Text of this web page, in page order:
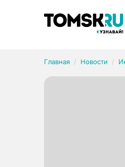
Главная Новости
Рубрики